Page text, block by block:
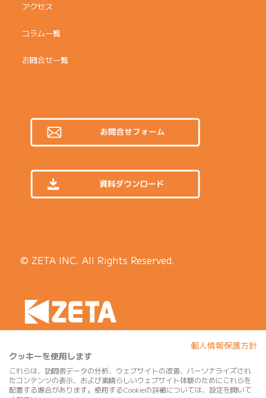
アクセス
コラム一覧
お問合せ一覧
© ZETA INC. All Rights Reserved.
個人情報保護方針
クッキーを使用します
これらは、訪問者データの分析、ウェブサイトの改善、パーソナライズされ
たコンテンツの表示、および素晴らしいウェブサイト体験のためにこれらを
配置する場合があります。使用するCookieの詳細については、設定を開いて